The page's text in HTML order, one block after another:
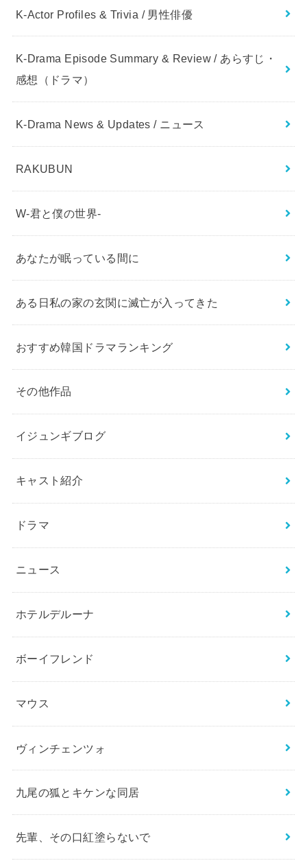
K-Actor Profiles & Trivia / 男性俳優
K-Drama Episode Summary & Review / あらすじ・
感想（ドラマ）
K-Drama News & Updates / ニュース
RAKUBUN
W-君と僕の世界-
あなたが眠っている間に
ある日私の家の玄関に滅亡が入ってきた
おすすめ韓国ドラマランキング
その他作品
イジュンギブログ
キャスト紹介
ドラマ
ニュース
ホテルデルーナ
ボーイフレンド
マウス
ヴィンチェンツォ
九尾の狐とキケンな同居
先輩、その口紅塗らないで